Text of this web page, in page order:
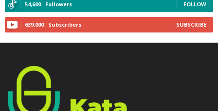
54,600 Followers FOLLOW
639,000 Subscribers SUBSCRIBE